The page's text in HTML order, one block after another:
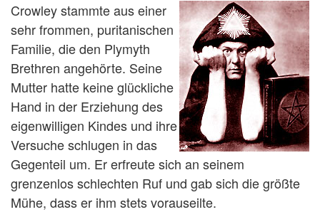
Crowley stammte aus einer
sehr frommen, puritanischen
Familie, die den Plymyth
Brethren angehörte. Seine
Mutter hatte keine glückliche
Hand in der Erziehung des
eigenwilligen Kindes und ihre
Versuche schlugen in das
Gegenteil um. Er erfreute sich an seinem
grenzenlos schlechten Ruf und gab sich die größte
Mühe, dass er ihm stets vorauseilte.